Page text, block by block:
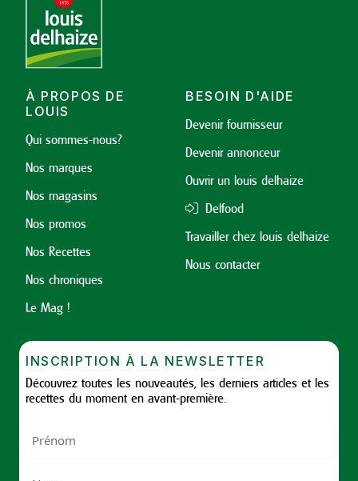
À PROPOS DE
LOUIS
Qui sommes-nous?
Nos marques
Nos magasins
Nos promos
Nos Recettes
Nos chroniques
Le Mag !
BESOIN D'AIDE
Devenir fournisseur
Devenir annonceur
Ouvrir un louis delhaize
Delfood
Travailler chez louis delhaize
Nous contacter
INSCRIPTION À LA NEWSLETTER
Découvrez toutes les nouveautés, les derniers articles et les
recettes du moment en avant-première.